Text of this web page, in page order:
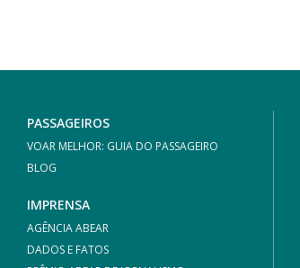
PASSAGEIROS
VOAR MELHOR: GUIA DO PASSAGEIRO
BLOG
IMPRENSA
AGÊNCIA ABEAR
DADOS E FATOS